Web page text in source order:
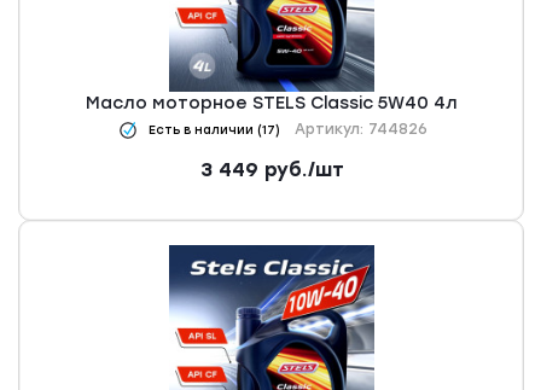
Масло моторное STELS Classic 5W40 4л
Есть в наличии (17) Артикул: 744826
3 449 руб./шт